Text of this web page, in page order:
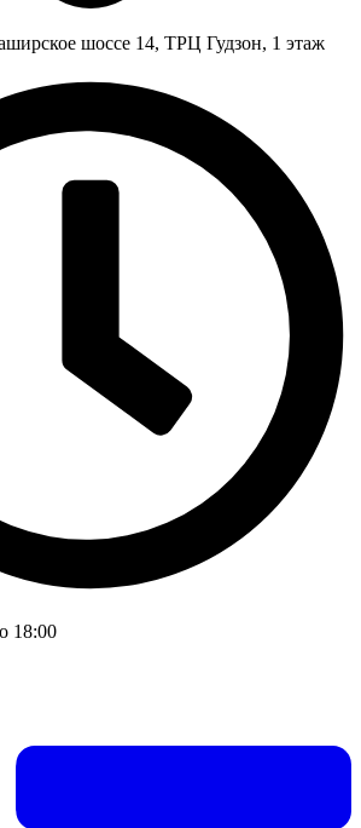
шоссе 14, ТРЦ Гудзон, 1 этаж
18:00